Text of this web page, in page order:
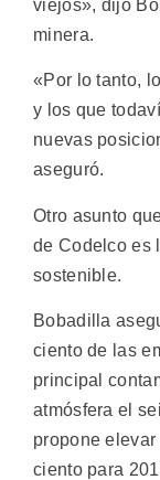
viejos», dijo
minera.
«Por lo tanto,
y los que
nuevas
aseguró.
Otro asunto
de Codelco es
sostenible.
Bobadilla
ciento de las
principal
atmósfera el
propone
ciento para